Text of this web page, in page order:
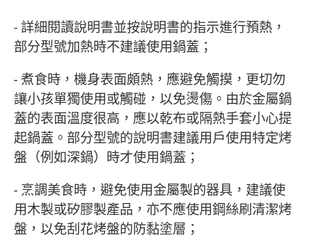
- 詳細閱讀說明書並按說明書的指示進行預熱，
部分型號加熱時不建議使用鍋蓋；
- 煮食時，機身表面頗熱，應避免觸摸，更切勿
讓小孩單獨使用或觸碰，以免燙傷。由於金屬鍋
蓋的表面溫度很高，應以乾布或隔熱手套小心提
起鍋蓋。部分型號的說明書建議用戶使用特定烤
盤（例如深鍋）時才使用鍋蓋；
- 烹調美食時，避免使用金屬製的器具，建議使
用木製或矽膠製產品，亦不應使用鋼絲刷清潔烤
盤，以免刮花烤盤的防黏塗層；